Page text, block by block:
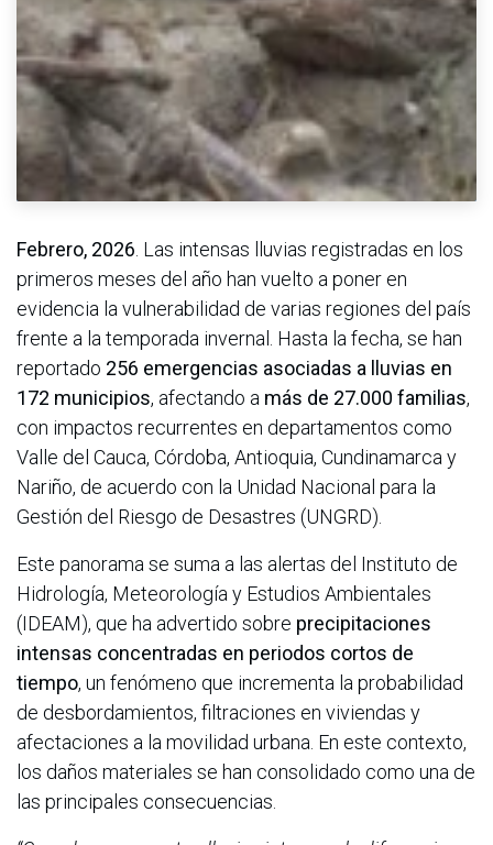
Febrero, 2026 . Las intensas lluvias registradas en los
primeros meses del año han vuelto a poner en
evidencia la vulnerabilidad de varias regiones del país
frente a la temporada invernal. Hasta la fecha, se han
reportado 256 emergencias asociadas a lluvias en
172 municipios, afectando a más de 27.000 familias,
con impactos recurrentes en departamentos como
Valle del Cauca, Córdoba, Antioquia, Cundinamarca y
Nariño, de acuerdo con la Unidad Nacional para la
Gestión del Riesgo de Desastres (UNGRD).
Este panorama se suma a las alertas del Instituto de
Hidrología, Meteorología y Estudios Ambientales
(IDEAM), que ha advertido sobre precipitaciones
intensas concentradas en periodos cortos de
tiempo, un fenómeno que incrementa la probabilidad
de desbordamientos, filtraciones en viviendas y
afectaciones a la movilidad urbana. En este contexto,
los daños materiales se han consolidado como una de
las principales consecuencias.